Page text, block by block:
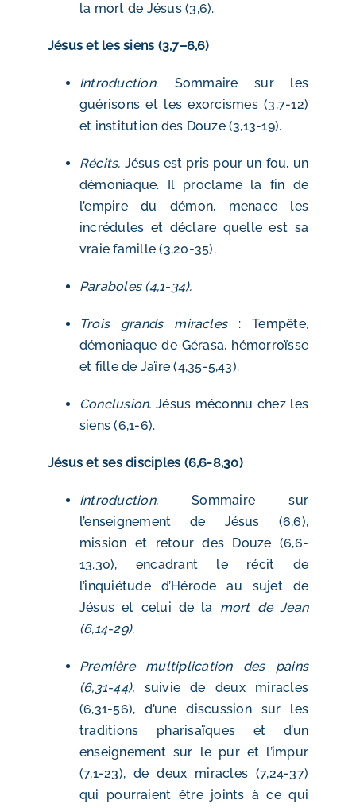
la mort de Jésus (3,6).
Jésus et les siens (3,7–6,6)
Introduction. Sommaire sur les
guérisons et les exorcismes (3,7-12)
et institution des Douze (3,13-19).
Récits. Jésus est pris pour un fou, un
démoniaque. Il proclame la fin de
l’empire du démon, menace les
incrédules et déclare quelle est sa
vraie famille (3,20-35).
Paraboles (4,1-34).
Trois grands miracles : Tempête,
démoniaque de Gérasa, hémorroïsse
et fille de Jaïre (4,35-5,43).
Conclusion.Jésus méconnu chez les
siens (6,1-6).
Jésus et ses disciples (6,6-8,30)
Introduction.Sommaire sur
l’enseignement de Jésus (6,6),
mission et retour des Douze (6,6-
13.30), encadrant le récit de
l’inquiétude d’Hérode au sujet de
Jésus et celui de la mort de Jean
(6,14-29).
Première multiplication des pains
(6,31-44), suivie de deux miracles
(6,31-56), d’une discussion sur les
traditions pharisaïques et d’un
enseignement sur le pur et l’impur
(7,1-23), de deux miracles (7,24-37)
qui pourraient être joints à ce qui